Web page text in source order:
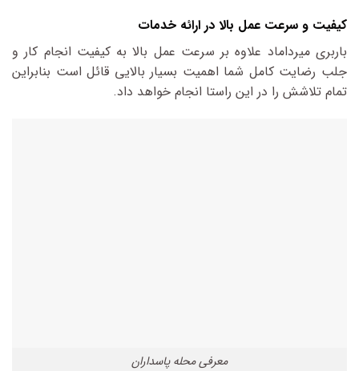
کیفیت و سرعت عمل بالا در ارائه خدمات
باربری میرداماد علاوه بر سرعت عمل بالا به کیفیت انجام کار و
جلب رضایت کامل شما اهمیت بسیار بالایی قائل است بنابراین
تمام تلاشش را در این راستا انجام خواهد داد.
معرفی محله پاسداران